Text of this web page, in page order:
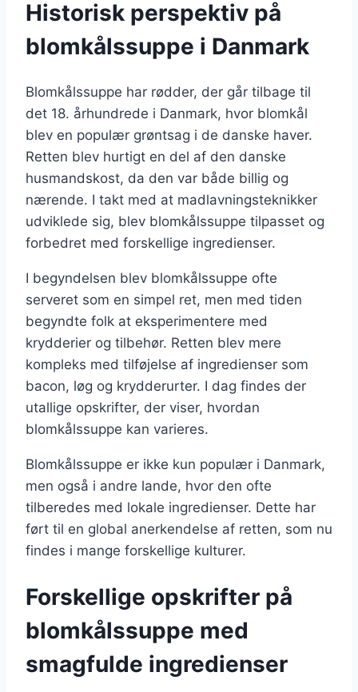
Historisk perspektiv på
blomkålssuppe i Danmark
Blomkålssuppe har rødder, der går tilbage til
det 18. århundrede i Danmark, hvor blomkål
blev en populær grøntsag i de danske haver.
Retten blev hurtigt en del af den danske
husmandskost, da den var både billig og
nærende. I takt med at madlavningsteknikker
udviklede sig, blev blomkålssuppe tilpasset og
forbedret med forskellige ingredienser.
I begyndelsen blev blomkålssuppe ofte
serveret som en simpel ret, men med tiden
begyndte folk at eksperimentere med
krydderier og tilbehør. Retten blev mere
kompleks med tilføjelse af ingredienser som
bacon, løg og krydderurter. I dag findes der
utallige opskrifter, der viser, hvordan
blomkålssuppe kan varieres.
Blomkålssuppe er ikke kun populær i Danmark,
men også i andre lande, hvor den ofte
tilberedes med lokale ingredienser. Dette har
ført til en global anerkendelse af retten, som nu
findes i mange forskellige kulturer.
Forskellige opskrifter på
blomkålssuppe med
smagfulde ingredienser